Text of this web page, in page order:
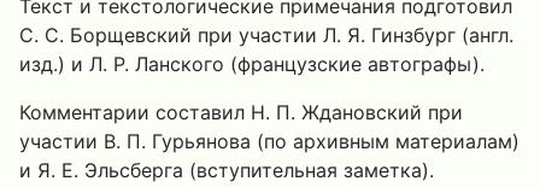
Текст и текстологические примечания подготовил
С. С. Борщевский при участии Л. Я. Гинзбург (англ.
изд.) и Л. Р. Ланского (французские автографы).
Комментарии составил Н. П. Ждановский при
участии В. П. Гурьянова (по архивным материалам)
и Я. Е. Эльсберга (вступительная заметка).